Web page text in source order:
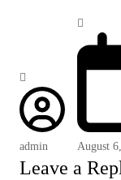
admin August
Leave a